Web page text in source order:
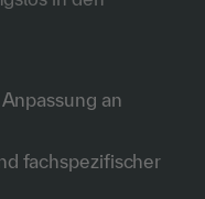
an
fachspezifischer